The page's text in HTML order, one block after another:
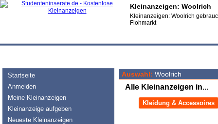
Kleinanzeigen: Woolrich
Kleinanzeigen: Woolrich
Flohmarkt
Startseite
Anmelden
Meine Kleinanzeigen
Kleinanzeige aufgeben
Neueste Kleinanzeigen
Auswahl: Woolrich
Alle Kleinanzeigen in...
Kleidung & Accessoires